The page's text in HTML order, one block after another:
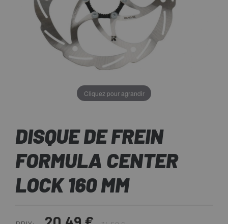
Cliquez pour agrandir
DISQUE DE FREIN
FORMULA CENTER
LOCK 160 MM